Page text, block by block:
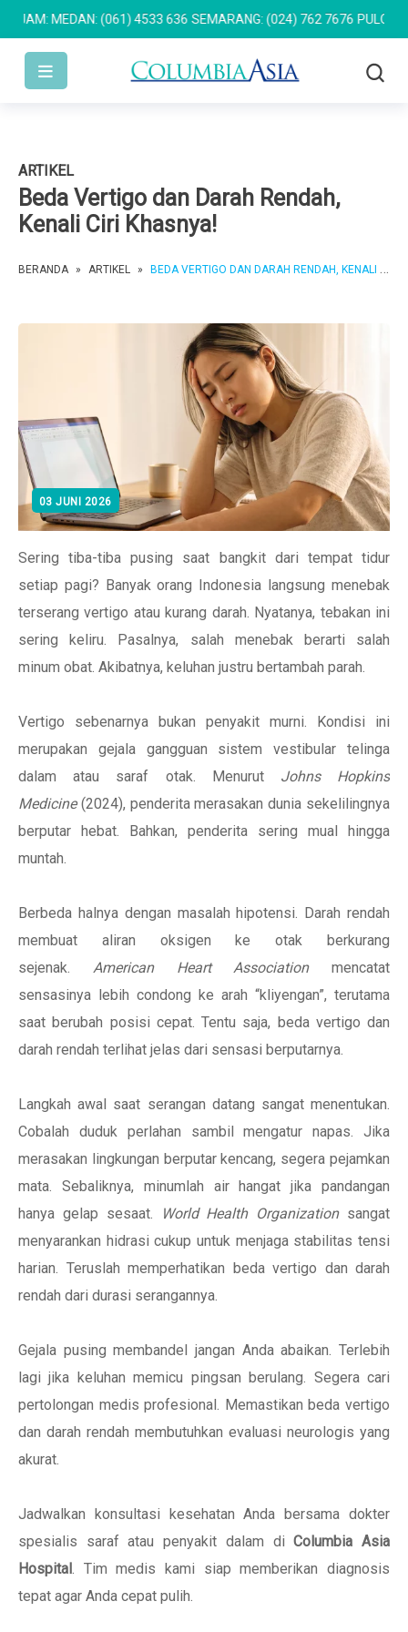
MEDAN: (061) 4533 636 SEMARANG: (024) 762 7676 PULOMAS:
ARTIKEL
Beda Vertigo dan Darah Rendah,
Kenali Ciri Khasnya!
BERANDA » ARTIKEL » BEDA VERTIGO DAN DARAH RENDAH, KENALI CIRI KHASNYA!
03 JUNI 2026
Sering tiba-tiba pusing saat bangkit dari tempat tidur
setiap pagi? Banyak orang Indonesia langsung menebak
terserang vertigo atau kurang darah. Nyatanya, tebakan ini
sering keliru. Pasalnya, salah menebak berarti salah
minum obat. Akibatnya, keluhan justru bertambah parah.
Vertigo sebenarnya bukan penyakit murni. Kondisi ini
merupakan gejala gangguan sistem vestibular telinga
dalam atau saraf otak. Menurut Johns Hopkins
Medicine(2024), penderita merasakan dunia sekelilingnya
berputar hebat. Bahkan, penderita sering mual hingga
muntah.
Berbeda halnya dengan masalah hipotensi. Darah rendah
membuat aliran oksigen ke otak berkurang
sejenak. American Heart Associationmencatat
sensasinya lebih condong ke arah “kliyengan”, terutama
saat berubah posisi cepat. Tentu saja, beda vertigo dan
darah rendah terlihat jelas dari sensasi berputarnya.
Langkah awal saat serangan datang sangat menentukan.
Cobalah duduk perlahan sambil mengatur napas. Jika
merasakan lingkungan berputar kencang, segera pejamkan
mata. Sebaliknya, minumlah air hangat jika pandangan
hanya gelap sesaat.
World Health Organizationsangat
menyarankan hidrasi cukup untuk menjaga stabilitas tensi
harian. Teruslah memperhatikan beda vertigo dan darah
rendah dari durasi serangannya.
Gejala pusing membandel jangan Anda abaikan. Terlebih
lagi jika keluhan memicu pingsan berulang. Segera cari
pertolongan medis profesional. Memastikan beda vertigo
dan darah rendah membutuhkan evaluasi neurologis yang
akurat.
Jadwalkan konsultasi kesehatan Anda bersama dokter
spesialis saraf atau penyakit dalam diColumbia Asia
Hospital. Tim medis kami siap memberikan diagnosis
tepat agar Anda cepat pulih.